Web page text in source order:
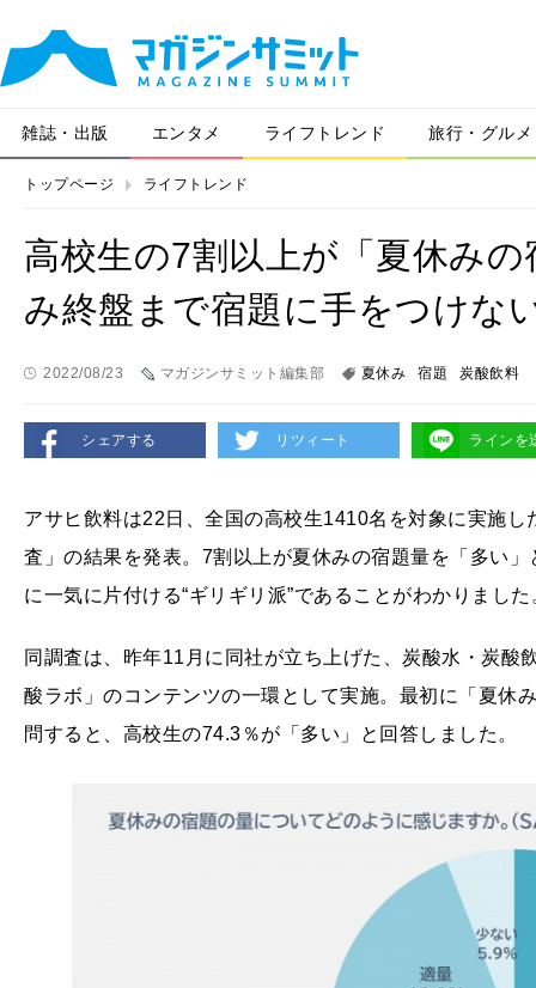
雑誌・出版 エンタメ ライフトレンド 旅行・グルメ
トップページ ライフトレンド
高校生の7割以上が「夏休み
み終盤まで宿題に手をつけな
2022/08/23 マガジンサミット編集部 夏休み 宿題 炭酸飲料
シェアする リツィート ラインを
アサヒ飲料は22日、全国の高校生1410名を対象に実施
査」の結果を発表。7割以上が夏休みの宿題量を「多い
に一気に片付ける“ギリギリ派”であることがわかりました
同調査は、昨年11月に同社が立ち上げた、炭酸水・炭酸
酸ラボ」のコンテンツの一環として実施。最初に「夏休
問すると、高校生の74.3％が「多い」と回答しました。